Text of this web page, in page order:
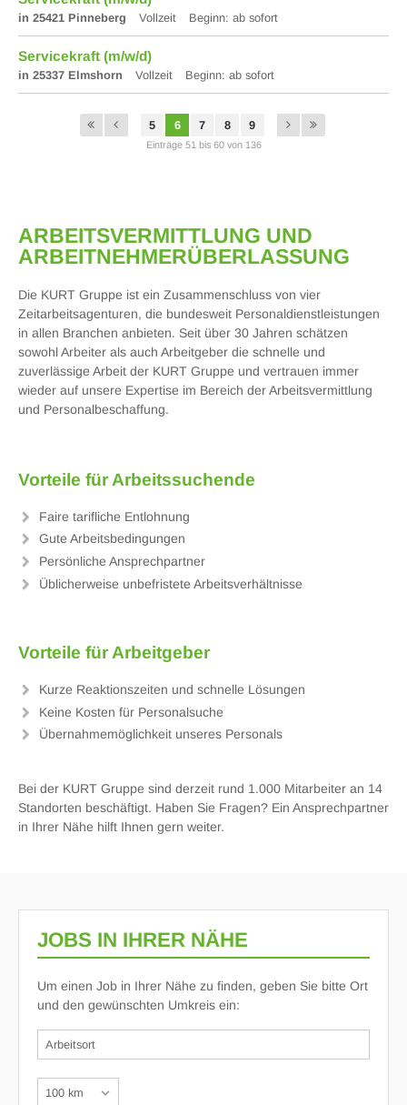
in 25421 Pinneberg Vollzeit Beginn: ab sofort
Servicekraft (m/w/d)
in 25337 Elmshorn Vollzeit Beginn: ab sofort
5 6 7 8 9
Einträge 51 bis 60 von 136
ARBEITS­VERMITTLUNG UND
ARBEITNEHMER­ÜBERLASSUNG
Die KURT Gruppe ist ein Zusammenschluss von vier
Zeitarbeitsagenturen, die bundesweit Personaldienstleistungen
in allen Branchen anbieten. Seit über 30 Jahren schätzen
sowohl Arbeiter als auch Arbeitgeber die schnelle und
zuverlässige Arbeit der KURT Gruppe und vertrauen immer
wieder auf unsere Expertise im Bereich der Arbeitsvermittlung
und Personalbeschaffung.
Vorteile für Arbeitssuchende
Faire tarifliche Entlohnung
Gute Arbeitsbedingungen
Persönliche Ansprechpartner
Üblicherweise unbefristete Arbeitsverhältnisse
Vorteile für Arbeitgeber
Kurze Reaktionszeiten und schnelle Lösungen
Keine Kosten für Personalsuche
Übernahmemöglichkeit unseres Personals
Bei der KURT Gruppe sind derzeit rund 1.000 Mitarbeiter an 14
Standorten beschäftigt. Haben Sie Fragen? Ein Ansprechpartner
in Ihrer Nähe hilft Ihnen gern weiter.
JOBS IN IHRER NÄHE
Um einen Job in Ihrer Nähe zu finden, geben Sie bitte Ort
und den gewünschten Umkreis ein: